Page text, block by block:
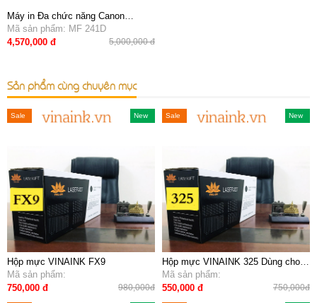
Máy in Đa chức năng Canon
imageCLASS MF 241D (in đảo mặt,
Scan, copy)
Mã sản phẩm: MF 241D
4,570,000 đ
5,000,000 đ
Sản phẩm cùng chuyên mục
New
Sale
Sale
Hộp mực VINAINK FX9
Mã sản phẩm:
750,000 đ
980,000đ
New
Sale
Sale
Hộp mực VINAINK 325 Dùng cho
máy in canon 6000,3010
Mã sản phẩm:
550,000 đ
750,000đ